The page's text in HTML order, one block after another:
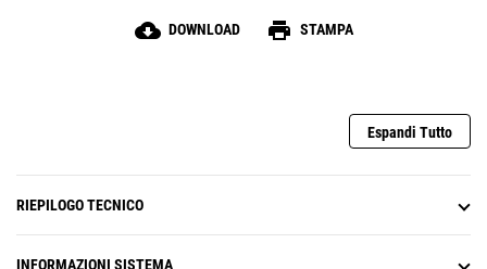
cloud_download DOWNLOAD print STAMPA
Espandi Tutto
RIEPILOGO TECNICO
INFORMAZIONI SISTEMA